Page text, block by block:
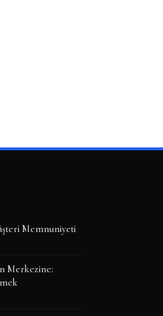
Memnuniyeti
Merkezine: